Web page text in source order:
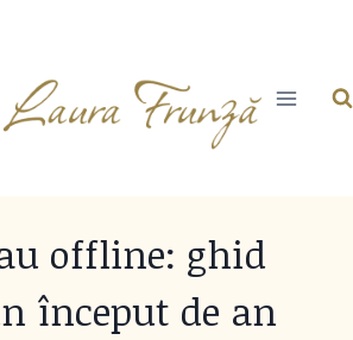
offline: ghid
început de an